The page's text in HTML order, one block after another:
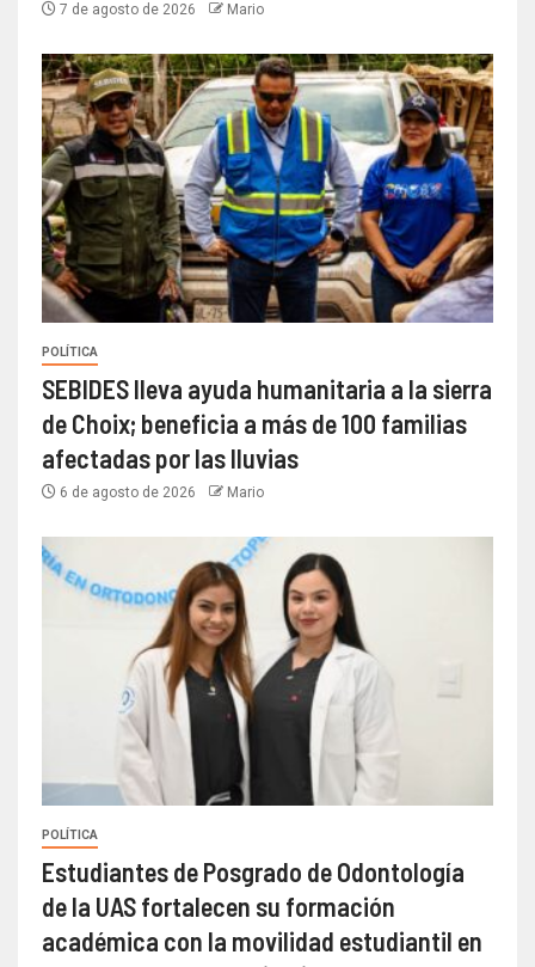
7 de agosto de 2026 Mario
POLÍTICA
SEBIDES lleva ayuda humanitaria a la sierra
de Choix; beneficia a más de 100 familias
afectadas por las lluvias
6 de agosto de 2026 Mario
POLÍTICA
Estudiantes de Posgrado de Odontología
de la UAS fortalecen su formación
académica con la movilidad estudiantil en